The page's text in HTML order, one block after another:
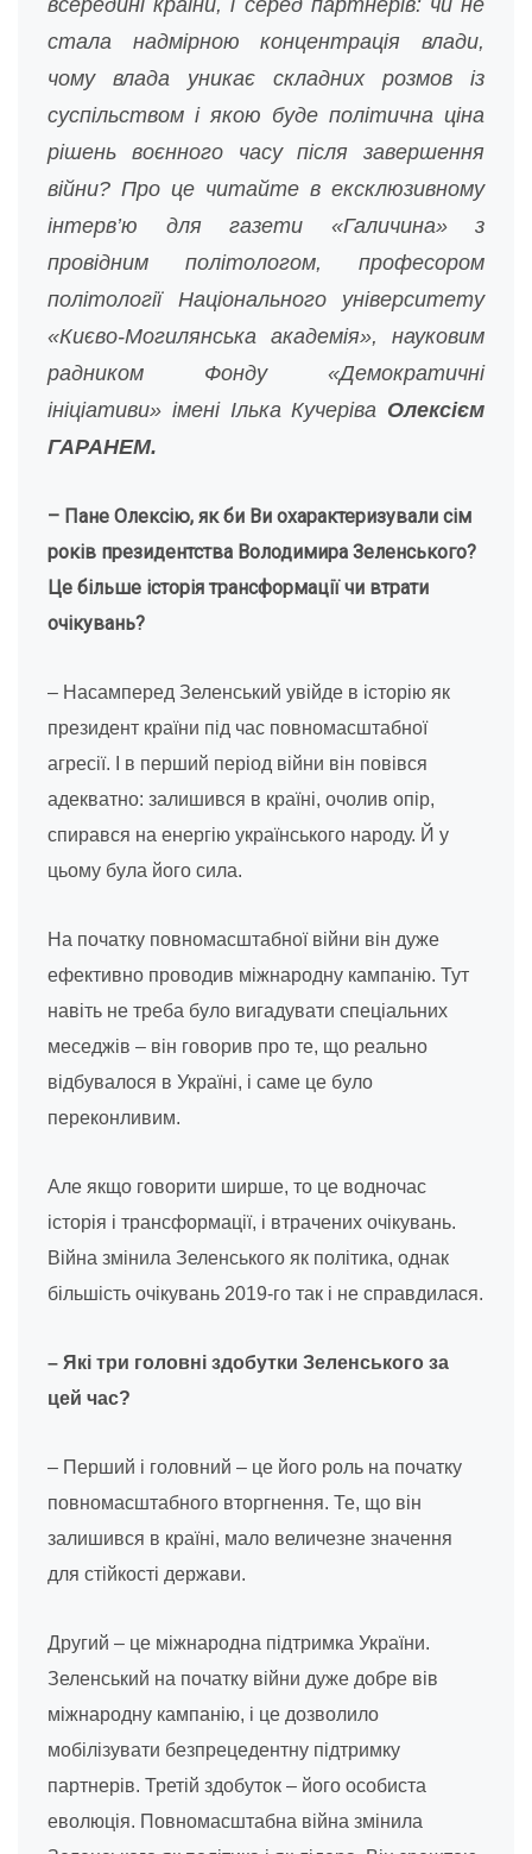
всередині країни, і серед партнерів: чи не
стала надмірною концентрація влади,
чому влада уникає складних розмов із
суспільством і якою буде політична ціна
рішень воєнного часу після завершення
війни? Про це читайте в ексклюзивному
інтерв’ю для газети «Галичина» з
провідним політологом, професором
політології Національного університету
«Києво-Могилянська академія», науковим
радником Фонду «Демократичні
ініціативи» імені Ілька Кучеріва Олексієм
ГАРАНЕМ.
– Пане Олексію, як би Ви охарактеризували сім
років президентства Володимира Зеленського?
Це більше історія трансформації чи втрати
очікувань?
– Насамперед Зеленський увійде в історію як
президент країни під час повномасштабної
агресії. І в перший період війни він повівся
адекватно: залишився в країні, очолив опір,
спирався на енергію українського народу. Й у
цьому була його сила.
На початку повномасштабної війни він дуже
ефективно проводив міжнародну кампанію. Тут
навіть не треба було вигадувати спеціальних
меседжів – він говорив про те, що реально
відбувалося в Україні, і саме це було
переконливим.
Але якщо говорити ширше, то це водночас
історія і трансформації, і втрачених очікувань.
Війна змінила Зеленського як політика, однак
більшість очікувань 2019-го так і не справдилася.
– Які три головні здобутки Зеленського за
цей час?
– Перший і головний – це його роль на початку
повномасштабного вторгнення. Те, що він
залишився в країні, мало величезне значення
для стійкості держави.
Другий – це міжнародна підтримка України.
Зеленський на початку війни дуже добре вів
міжнародну кампанію, і це дозволило
мобілізувати безпрецедентну підтримку
партнерів. Третій здобуток – його особиста
еволюція. Повномасштабна війна змінила